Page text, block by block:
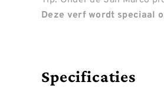
Deze verf wordt speciaal
Specificaties